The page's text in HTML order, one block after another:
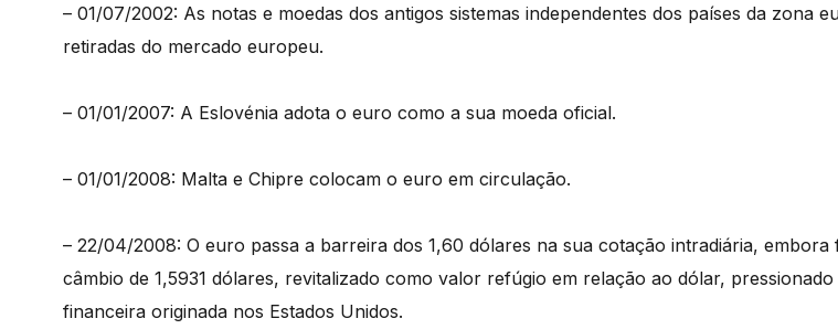
– 01/07/2002: As notas e moedas dos antigos sistemas independentes dos países da zona
retiradas do mercado europeu.
– 01/01/2007: A Eslovénia adota o euro como a sua moeda oficial.
– 01/01/2008: Malta e Chipre colocam o euro em circulação.
– 22/04/2008: O euro passa a barreira dos 1,60 dólares na sua cotação intradiária, embora
câmbio de 1,5931 dólares, revitalizado como valor refúgio em relação ao dólar, pressionado
financeira originada nos Estados Unidos.